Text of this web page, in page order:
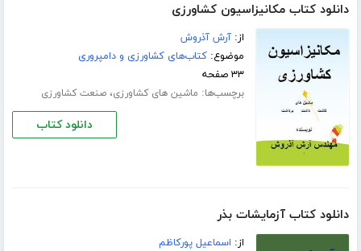
دانلود کتاب مکانیزاسیون کشاورزی
از:آرش آذروش
موضوع:کتاب‌های کشاورزی و دامپروری
۳۳ صفحه
برچسب‌ها: ماشین های کشاورزی،صنعت کشاورزی
دانلود کتاب
دانلود کتاب آزمایشات بذر
از: اسماعیل پورکاظم